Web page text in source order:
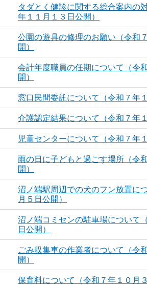
タダとく健診に関する総合案内の
年１１月１３日公開）
公園の遊具の修理のお願い（令和
開）
会計年度職員の任期について（令
開）
窓口民間委託について（令和７年
介護認定結果について（令和７年
児童センターについて（令和７年
雨の日に子どもと過ごす場所（令
開）
沼ノ端駅周辺での犬のフン放置に
月５日公開）
沼ノ端コミセンの駐車場について
日公開）
ごみ収集車の作業者について（令
開）
保育料について（令和７年１０月